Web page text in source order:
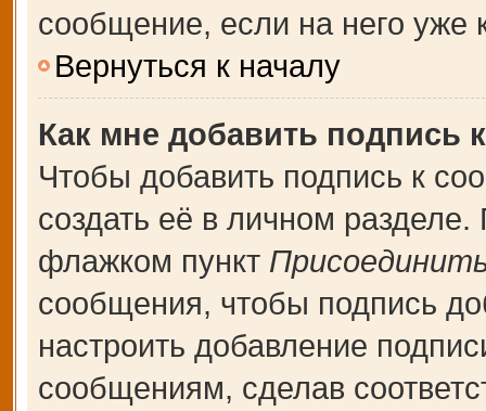
сообщение, если на него уже
Вернуться к началу
Как мне добавить подпись
Чтобы добавить подпись к
создать её в личном
флажком пункт
сообщения, чтобы подпись
настроить добавление
сообщениям, сделав